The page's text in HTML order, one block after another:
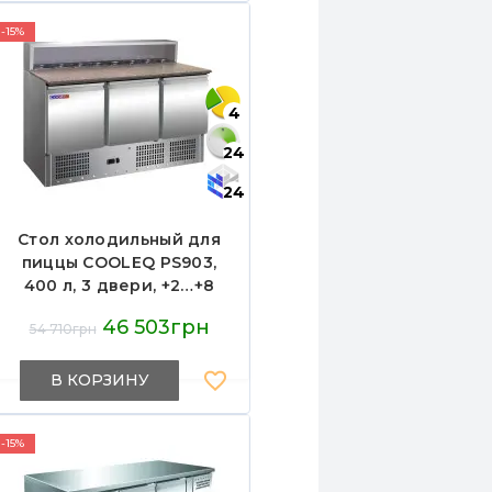
-15%
4
24
24
Стол холодильный для
пиццы COOLEQ PS903,
400 л, 3 двери, +2…+8
1365x700x1100 мм,
пиццерий
54 710грн 46 503грн
В КОРЗИНУ
-15%